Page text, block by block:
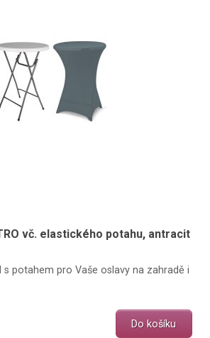
vč. elastického potahu, antracit
s potahem pro Vaše oslavy na zahradě i
Do košíku